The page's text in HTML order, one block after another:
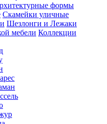
формы
Скамейки уличные
Шезлонги и Лежаки
Коллекции